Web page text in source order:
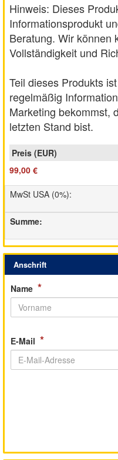
Hinweis: Dieses
Informationsprodukt
Beratung. Wir können
Vollständigkeit und
Teil dieses Produkts
regelmäßig
Marketing bekommst,
letzten Stand bist.
99,00 €
MwSt USA (0%):
Summe:
Anschrift
Name *
E-Mail *